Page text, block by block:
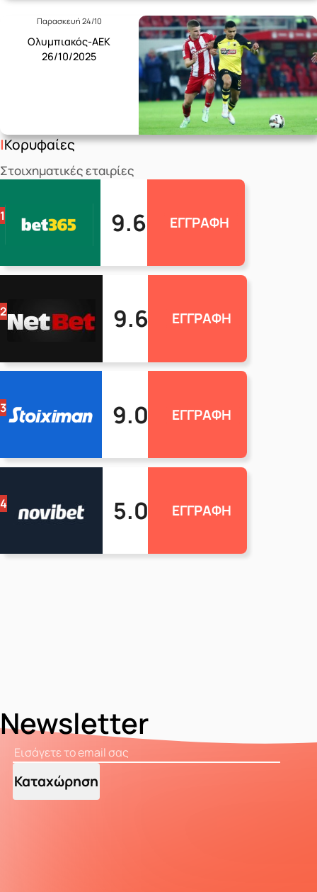
Παρασκευή 24/10
Ολυμπιακός-ΑΕΚ
26/10/2025
Κορυφαίες
Στοιχηματικές εταιρίες
1 9.6 ΕΓΓΡΑΦΗ
2 9.6 ΕΓΓΡΑΦΗ
3 9.0 ΕΓΓΡΑΦΗ
4 5.0 ΕΓΓΡΑΦΗ
Newsletter
Καταχώρηση